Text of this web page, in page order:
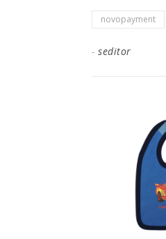
novopayment
- seditor